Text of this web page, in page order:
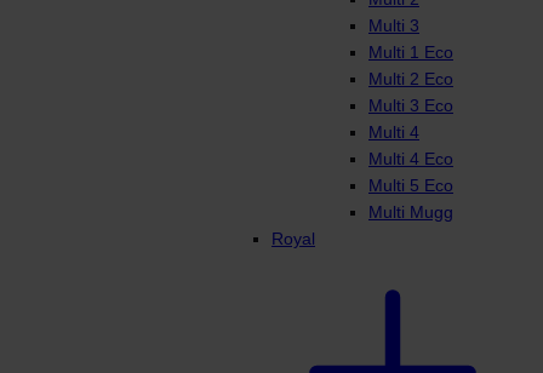
Multi 3
Multi 1 Eco
Multi 2 Eco
Multi 3 Eco
Multi 4
Multi 4 Eco
Multi 5 Eco
Multi Mugg
Royal